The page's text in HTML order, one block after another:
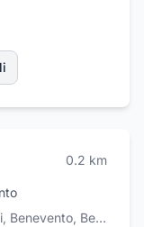
0.2 km
Benevento, Benevento